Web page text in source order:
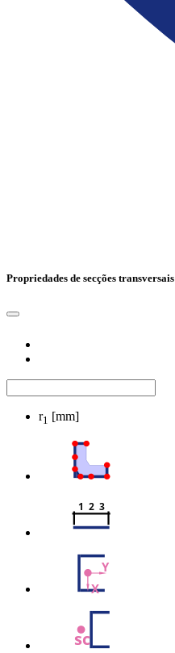
Propriedades de secções transversais
r1 [mm]
1  2  3
Y
X
sc